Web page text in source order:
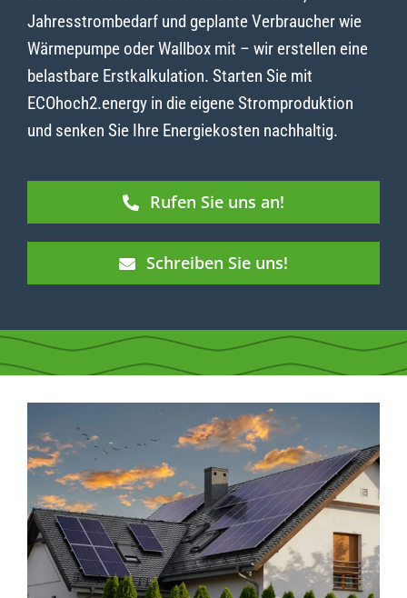
Jahresstrombedarf und geplante Verbraucher wie
Wärmepumpe oder Wallbox mit – wir erstellen eine
belastbare Erstkalkulation. Starten Sie mit
ECOhoch2.energy in die eigene Stromproduktion
und senken Sie Ihre Energiekosten nachhaltig.
Rufen Sie uns an!
Schreiben Sie uns!